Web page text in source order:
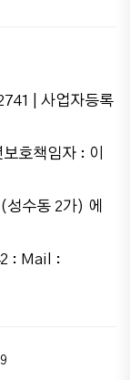
| 사업자등록
호책임자 : 이
수동 2가) 에
: Mail :